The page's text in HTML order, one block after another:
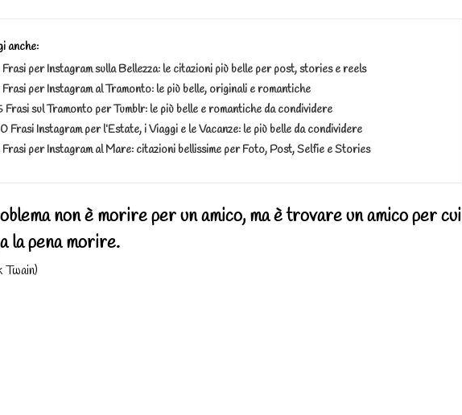
anche:
Frasi per Instagram sulla Bellezza: le citazioni più belle per post, stories e reels
Frasi per Instagram al Tramonto: le più belle, originali e romantiche
Frasi sul Tramonto per Tumblr: le più belle e romantiche da condividere
Frasi Instagram per l’Estate, i Viaggi e le Vacanze: le più belle da condividere
Frasi per Instagram al Mare: citazioni bellissime per Foto, Post, Selfie e Stories
non è morire per un amico, ma è trovare un amico per cui
la pena morire.
Twain)